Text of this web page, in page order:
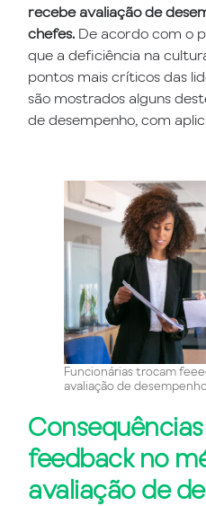
recebe avaliação de
chefes. De acordo com o
que a deficiência na
pontos mais críticos das
são mostrados alguns
de desempenho, com
Funcionárias trocam
avaliação de
feedback no
avaliação de